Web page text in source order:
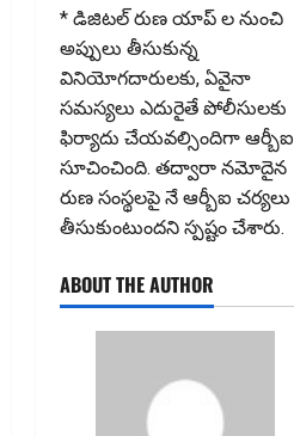
* డిజిటల్ రుణ యాప్ ల నుంచి
అప్పులు తీసుకున్న
వినియోగదారులకు, ఏవైనా
సమస్యలు ఎదురైతే పోలీసులకు
ఫిర్యాదు చేయవల్సిందిగా ఆర్బీఐ
సూచించింది. తద్వారా నమోదైన
రుణ సంస్థలపై నే ఆర్బీఐ చర్యలు
తీసుకుంటుందని స్పష్టం చేశారు.
ABOUT THE AUTHOR